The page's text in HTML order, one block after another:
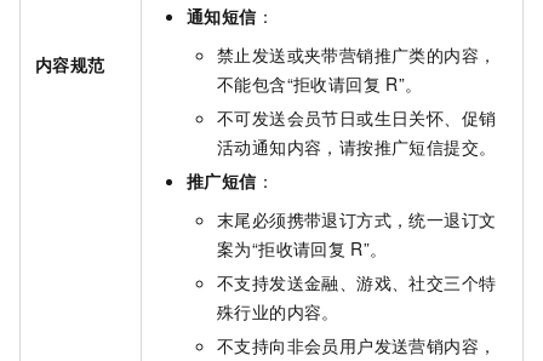
内容规范
通知短信：
禁止发送或夹带营销推广类的内容，
不能包含“拒收请回复 R”。
不可发送会员节日或生日关怀、促销
活动通知内容，请按推广短信提交。
推广短信：
末尾必须携带退订方式，统一退订文
案为“拒收请回复 R”。
不支持发送金融、游戏、社交三个特
殊行业的内容。
不支持向非会员用户发送营销内容，